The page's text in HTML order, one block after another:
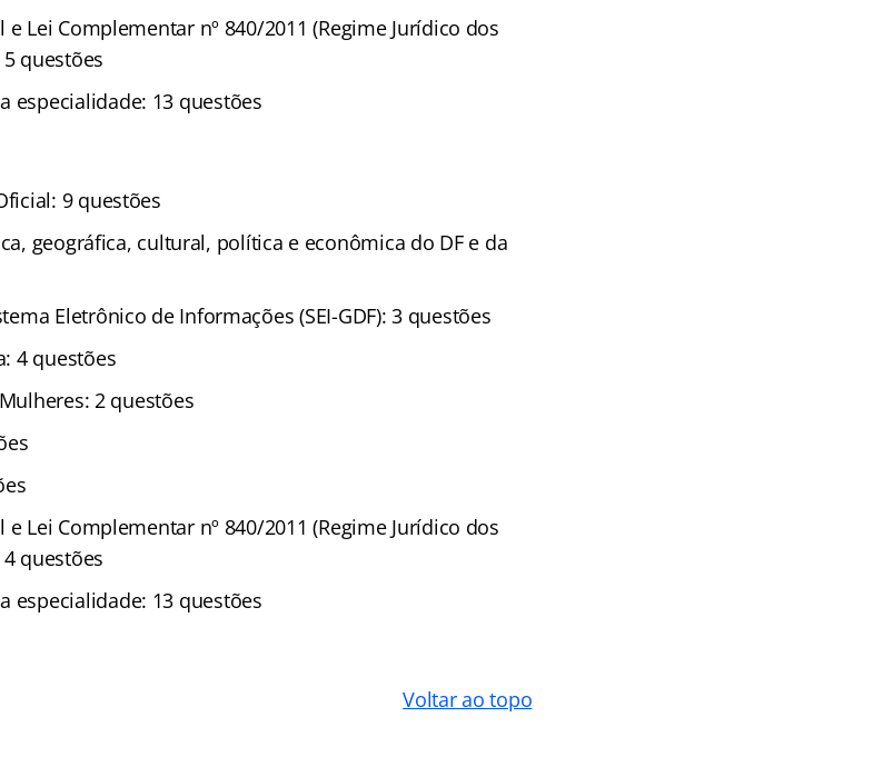
Lei Complementar nº 840/2011 (Regime Jurídico dos
questões
especialidade: 13 questões
9 questões
geográfica, cultural, política e econômica do DF e da
Eletrônico de Informações (SEI-GDF): 3 questões
4 questões
2 questões
Lei Complementar nº 840/2011 (Regime Jurídico dos
questões
especialidade: 13 questões
Voltar ao topo